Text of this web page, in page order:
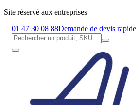
Site réservé aux entreprises
01 47 30 08 88Demande de devis rapide